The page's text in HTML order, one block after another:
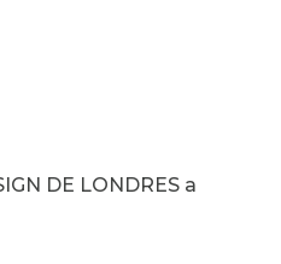
DE LONDRES a